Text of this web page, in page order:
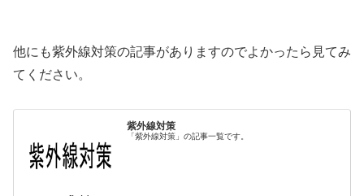
他にも紫外線対策の記事がありますのでよかったら見てみ
てください。
紫外線対策
「紫外線対策」の記事一覧です。